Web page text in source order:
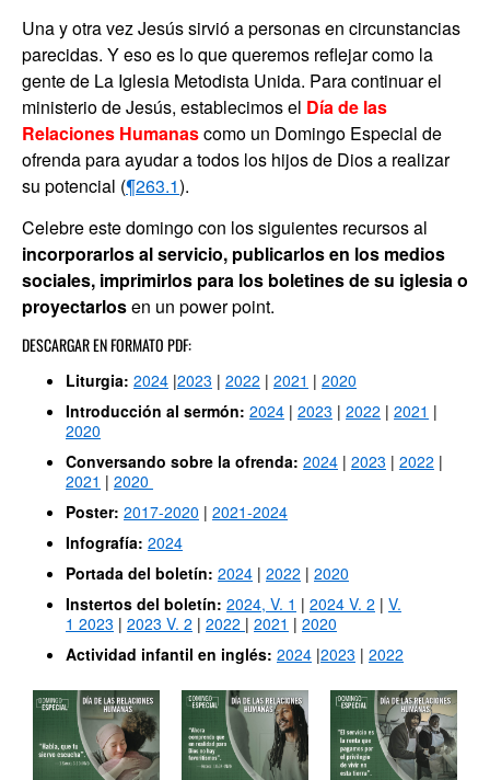
Una y otra vez Jesús sirvió a personas en circunstancias
parecidas. Y eso es lo que queremos reflejar como la
gente de La Iglesia Metodista Unida. Para continuar el
ministerio de Jesús, establecimos el Día de las
Relaciones Humanascomo un Domingo Especial de
ofrenda para ayudar a todos los hijos de Dios a realizar
su potencial (¶263.1).
Celebre este domingo con los siguientes recursos al
incorporarlos al servicio, publicarlos en los medios
sociales, imprimirlos para los boletines de su iglesia o
proyectarlosen un power point.
DESCARGAR EN FORMATO PDF:
Liturgia: 2024 |2023 | 2022 | 2021 | 2020
Introducción al sermón: 2024 | 2023 | 2022 | 2021 |
2020
Conversando sobre la ofrenda: 2024 | 2023 | 2022 |
2021 | 2020
Poster: 2017-2020 | 2021-2024
Infografía: 2024
Portada del boletín: 2024 | 2022 | 2020
Instertos del boletín: 2024, V. 1 | 2024 V. 2 | V.
1 2023 | 2023 V. 2 | 2022 | 2021 | 2020
Actividad infantil en inglés: 2024 |2023 | 2022